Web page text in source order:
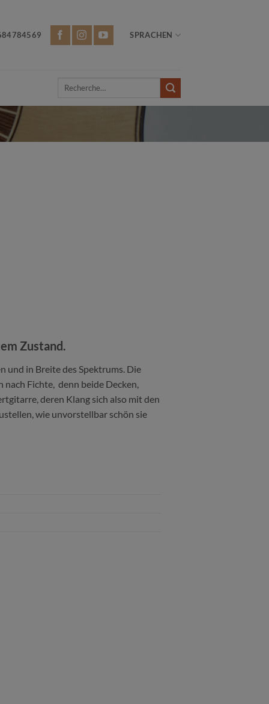
SPRACHEN
Recherche
Zustand.
und in Breite des Spektrums. Die
Fichte, denn beide Decken,
deren Klang sich also mit den
wie unvorstellbar schön sie